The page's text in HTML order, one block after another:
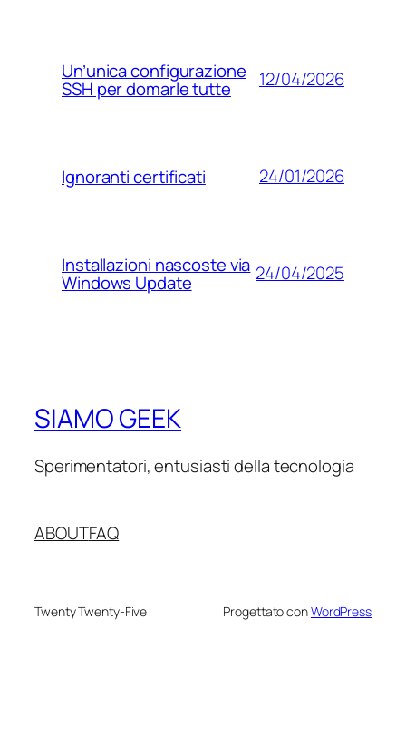
Un’unica configurazione
SSH per domarle tutte 12/04/2026
Ignoranti certificati 24/01/2026
Installazioni nascoste via
Windows Update 24/04/2025
SIAMO GEEK
Sperimentatori, entusiasti della tecnologia
ABOUTFAQ
Twenty Twenty-Five Progettato conWordPress